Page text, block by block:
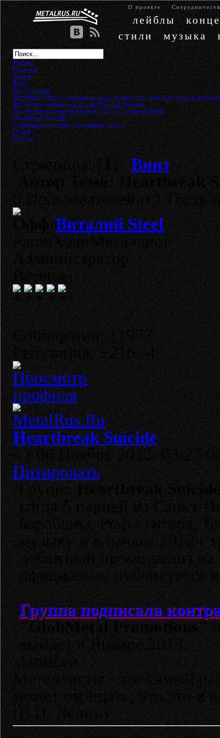
О проекте
лейблы
стили
музыка
Начало
Помощь
Поиск
Вход
Регистрация
MetalRus - Форум музыкального сообщества тяжелого рока и металла
Всё об отечественной и зарубежной музыке»
Отечественные исполнители российского времени»
Heartbreak Suicide
« предыдущая тема следующая тема »
Ответ
Печать
Страницы: [1]Вниз
АвторТема: Heartbreak
0 Пользователей и 1 Гость
Виталий Steel
РашнХэвиМеталлист
Администратор
Ветеран
Сообщений: 11977
Репутация: +216/-4
Heartbreak Suicide
«:06 Ноябрь 2012,
Цитировать
ГруппаHeartbreak
когда 5 парней из Санкт-
барабаны,Раф- гитара,
музыку и в начале 2012 г
дебютный промо-релиз на
официально публикуется
Группа подписала
"GlobMetal Promotions"
выйдет в Январе 2013.
Записан
Металлисты - это самый
может отрицать, что это и
(В.И. Ленин)